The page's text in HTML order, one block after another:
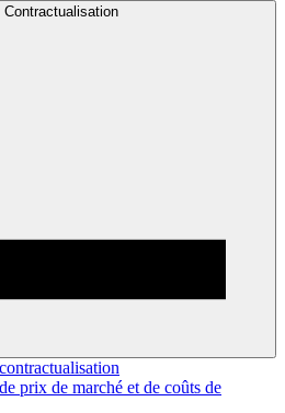
Contractualisation
prix de marché et de coûts de